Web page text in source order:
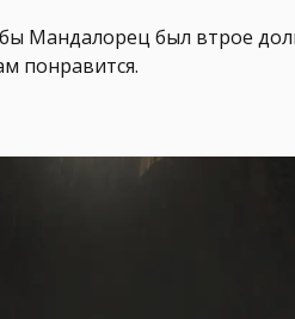
Мандалорец был втрое
понравится.